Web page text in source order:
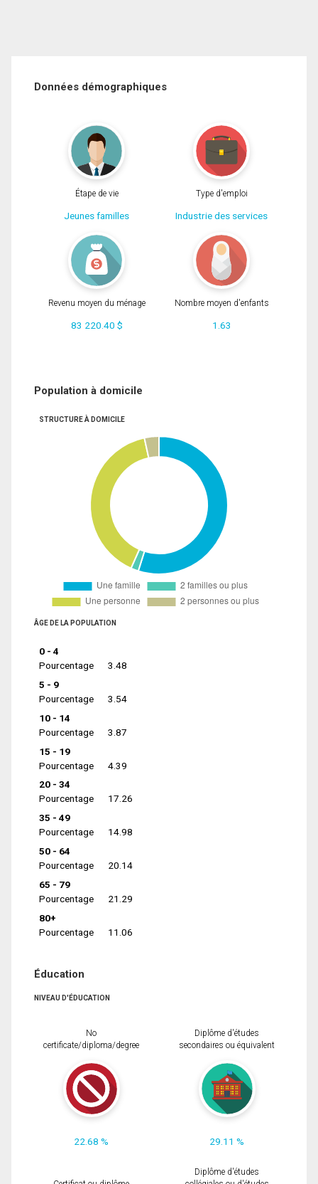
Données démographiques
Étape de vie
Jeunes familles
Type d'emploi
Industrie des services
Revenu moyen du ménage
83 220.40 $
Nombre moyen d'enfants
1.63
Population à domicile
STRUCTURE À DOMICILE
ÂGE DE LA POPULATION
0 - 4
Pourcentage
3.48
5 - 9
Pourcentage
3.54
10 - 14
Pourcentage
3.87
15 - 19
Pourcentage
4.39
20 - 34
Pourcentage
17.26
35 - 49
Pourcentage
14.98
50 - 64
Pourcentage
20.14
65 - 79
Pourcentage
21.29
80+
Pourcentage
11.06
Éducation
NIVEAU D'ÉDUCATION
No
certificate/diploma/degree
22.68 %
Diplôme d'études
secondaires ou équivalent
29.11 %
Diplôme d'études